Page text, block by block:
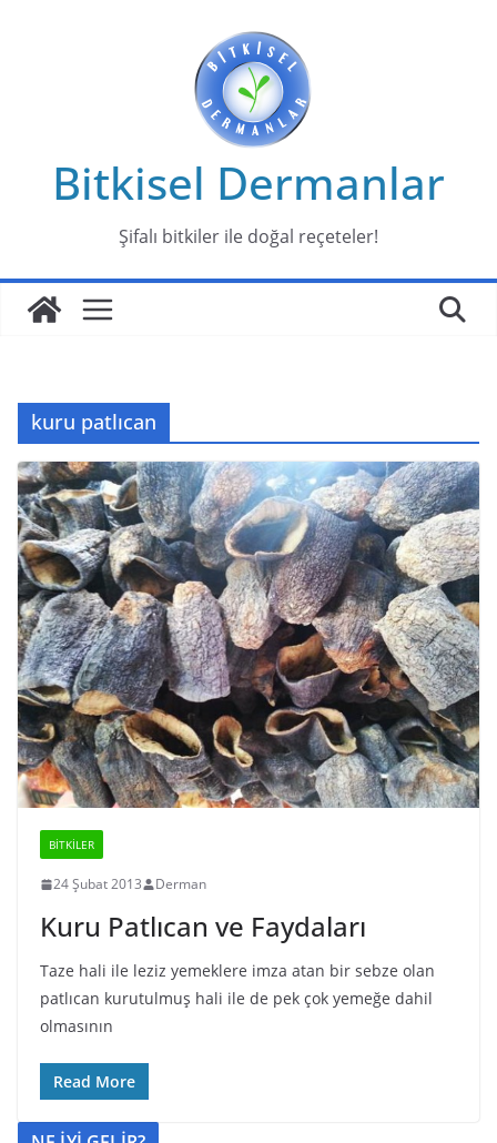
Bitkisel Dermanlar
Şifalı bitkiler ile doğal reçeteler!
kuru patlıcan
BİTKİLER
24 Şubat 2013 Derman
Kuru Patlıcan ve Faydaları
Taze hali ile leziz yemeklere imza atan bir sebze olan
patlıcan kurutulmuş hali ile de pek çok yemeğe dahil
olmasının
Read More